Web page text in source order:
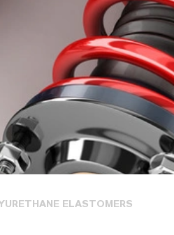
ELASTOMERS